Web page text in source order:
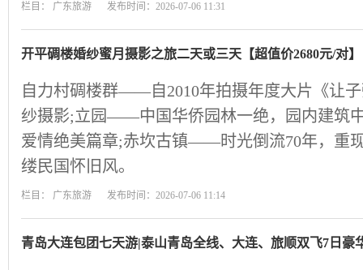
栏目： 广东旅游 发布时间：2026-07-06 11:31
开平碉楼婚纱蜜月摄影之旅二天或三天【超值价2680元/对】
自力村碉楼群——自2010年拍摄年度大片《让
纱摄影;立园——中国华侨园林一绝，园内建筑
爱情绝美篇章;赤坎古镇——时光倒流70年，重
缕民国怀旧风。
栏目： 广东旅游 发布时间：2026-07-06 11:14
青岛大连包团七天游|泰山青岛全线、大连、旅顺双飞7日豪